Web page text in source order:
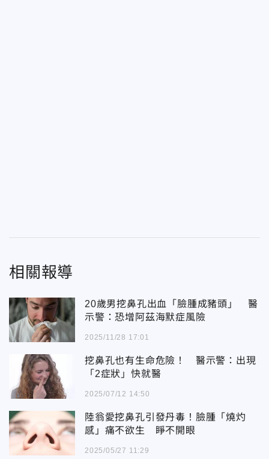
相關報導
20歲男挖鼻孔出血「臉腫成豬頭」 醫
示警：恐增阿茲海默症風險
2025/11/28 17:01
挖鼻孔也有生命危險！ 醫示警：出現
「2症狀」快就醫
2025/07/12 14:50
陸翁愛挖鼻孔引發丹毒！臉腫「燒灼
感」痛不欲生 睜不開眼
2025/05/27 11:29